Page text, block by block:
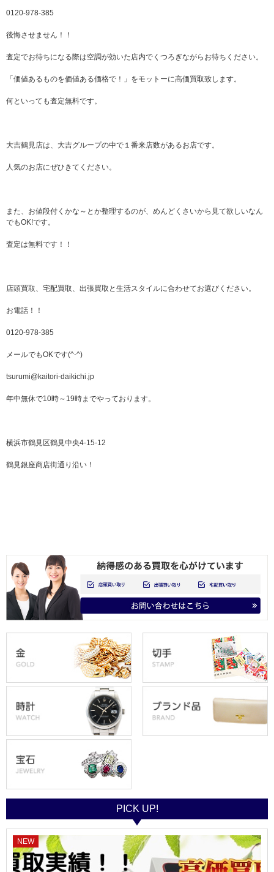
0120-978-385
後悔させません！！
査定でお待ちになる際は空調が効いた店内でくつろぎながらお待ちください。
「価値あるものを価値ある価格で！」をモットーに高価買取致します。
何といっても査定無料です。
大吉鶴見店は、大吉グループの中で１番来店数があるお店です。
人気のお店にぜひきてください。
また、お値段付くかな～とか整理するのが、めんどくさいから見て欲しいなん
でもOK!です。
査定は無料です！！
店頭買取、宅配買取、出張買取と生活スタイルに合わせてお選びください。
お電話！！
0120-978-385
メールでもOKです(^-^)
tsurumi@kaitori-daikichi.jp
年中無休で10時～19時までやっております。
横浜市鶴見区鶴見中央4-15-12
鶴見銀座商店街通り沿い！
PICK UP!
NEW